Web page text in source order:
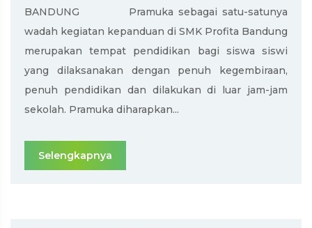
BANDUNG Pramuka sebagai satu-satunya
wadah kegiatan kepanduan di SMK Profita Bandung
merupakan tempat pendidikan bagi siswa siswi
yang dilaksanakan dengan penuh kegembiraan,
penuh pendidikan dan dilakukan di luar jam-jam
sekolah. Pramuka diharapkan...
Selengkapnya